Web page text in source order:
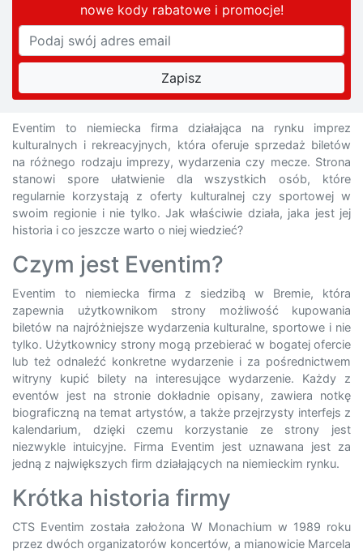
nowe kody rabatowei promocje!
Eventim to niemiecka firma działająca na rynku imprez
kulturalnych i rekreacyjnych, która oferuje sprzedaż biletów
na różnego rodzaju imprezy, wydarzenia czy mecze. Strona
stanowi spore ułatwienie dla wszystkich osób, które
regularnie korzystają z oferty kulturalnej czy sportowej w
swoim regionie i nie tylko. Jak właściwie działa, jaka jest jej
historia i co jeszcze warto o niej wiedzieć?
Czym jest Eventim?
Eventim to niemiecka firma z siedzibą w Bremie, która
zapewnia użytkownikom strony możliwość kupowania
biletów na najróżniejsze wydarzenia kulturalne, sportowe i nie
tylko. Użytkownicy strony mogą przebierać w bogatej ofercie
lub też odnaleźć konkretne wydarzenie i za pośrednictwem
witryny kupić bilety na interesujące wydarzenie. Każdy z
eventów jest na stronie dokładnie opisany, zawiera notkę
biograficzną na temat artystów, a także przejrzysty interfejs z
kalendarium, dzięki czemu korzystanie ze strony jest
niezwykle intuicyjne. Firma Eventim jest uznawana jest za
jedną z największych firm działających na niemieckim rynku.
Krótka historia firmy
CTS Eventim została założona W Monachium w 1989 roku
przez dwóch organizatorów koncertów, a mianowicie Marcela